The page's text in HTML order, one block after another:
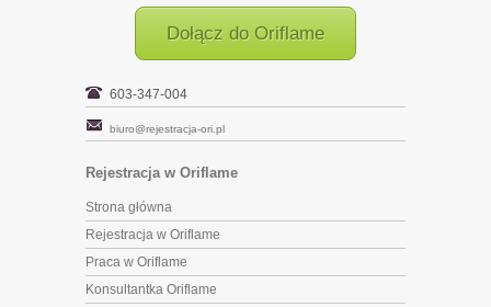
Dołącz do Oriflame
603-347-004
biuro@rejestracja-ori.pl
Rejestracja w Oriflame
Strona główna
Rejestracja w Oriflame
Praca w Oriflame
Konsultantka Oriflame